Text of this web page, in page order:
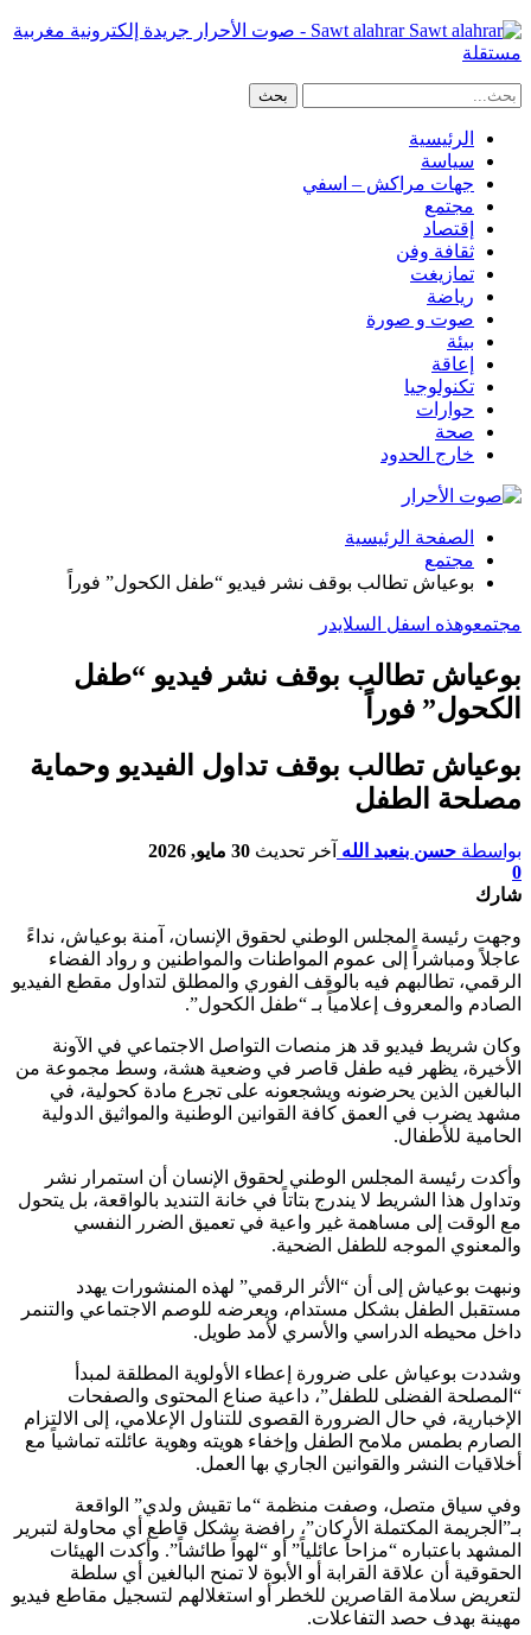
Sawt alahrar - صوت الأحرار جريدة إلكترونية مغربية
مستقلة
الرئيسية
سياسة
جهات مراكش – اسفي
مجتمع
إقتصاد
ثقافة وفن
تمازيغت
رياضة
صوت و صورة
بيئة
إعاقة
تكنولوجيا
حوارات
صحة
خارج الحدود
الصفحة الرئيسية
مجتمع
بوعياش تطالب بوقف نشر فيديو “طفل الكحول” فوراً
مجتمعوهذه اسفل السلايدر
بوعياش تطالب بوقف نشر فيديو “طفل
الكحول” فوراً
بوعياش تطالب بوقف تداول الفيديو وحماية
مصلحة الطفل
بواسطة حسن بنعبد الله آخر تحديث 30 مايو, 2026
0
شارك
وجهت رئيسة المجلس الوطني لحقوق الإنسان، آمنة بوعياش، نداءً
عاجلاً ومباشراً إلى عموم المواطنات والمواطنين و رواد الفضاء
الرقمي، تطالبهم فيه بالوقف الفوري والمطلق لتداول مقطع الفيديو
الصادم والمعروف إعلامياً بـ “طفل الكحول”.
وكان شريط فيديو قد هز منصات التواصل الاجتماعي في الآونة
الأخيرة، يظهر فيه طفل قاصر في وضعية هشة، وسط مجموعة من
البالغين الذين يحرضونه ويشجعونه على تجرع مادة كحولية، في
مشهد يضرب في العمق كافة القوانين الوطنية والمواثيق الدولية
الحامية للأطفال.
وأكدت رئيسة المجلس الوطني لحقوق الإنسان أن استمرار نشر
وتداول هذا الشريط لا يندرج بتاتاً في خانة التنديد بالواقعة، بل يتحول
مع الوقت إلى مساهمة غير واعية في تعميق الضرر النفسي
والمعنوي الموجه للطفل الضحية.
ونبهت بوعياش إلى أن “الأثر الرقمي” لهذه المنشورات يهدد
مستقبل الطفل بشكل مستدام، ويعرضه للوصم الاجتماعي والتنمر
داخل محيطه الدراسي والأسري لأمد طويل.
وشددت بوعياش على ضرورة إعطاء الأولوية المطلقة لمبدأ
“المصلحة الفضلى للطفل”، داعية صناع المحتوى والصفحات
الإخبارية، في حال الضرورة القصوى للتناول الإعلامي، إلى الالتزام
الصارم بطمس ملامح الطفل وإخفاء هويته وهوية عائلته تماشياً مع
أخلاقيات النشر والقوانين الجاري بها العمل.
وفي سياق متصل، وصفت منظمة “ما تقيش ولدي” الواقعة
بـ”الجريمة المكتملة الأركان”، رافضة بشكل قاطع أي محاولة لتبرير
المشهد باعتباره “مزاحاً عائلياً” أو “لهواً طائشاً”. وأكدت الهيئات
الحقوقية أن علاقة القرابة أو الأبوة لا تمنح البالغين أي سلطة
لتعريض سلامة القاصرين للخطر أو استغلالهم لتسجيل مقاطع فيديو
مهينة بهدف حصد التفاعلات.